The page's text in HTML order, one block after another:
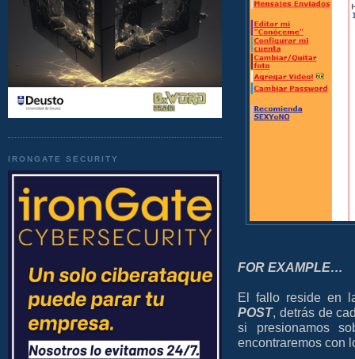
IRONGATE SECURITY
FOR EXAMPLE…
El fallo reside en
POST, detrás de
si presionamos
encontraremos con